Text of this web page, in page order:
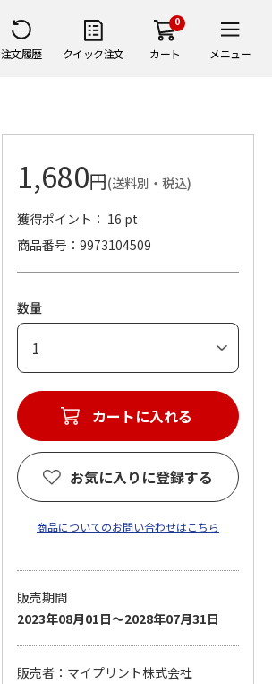
注文履歴 クイック注文
0
カート メニュー
1,680円(送料別・税込)
獲得ポイント： 16 pt
商品番号
9973104509
数量
カートに入れる
お気に入りに登録する
商品についてのお問い合わせはこちら
販売期間
2023年08月01日～2028年07月31日
販売者：マイプリント株式会社